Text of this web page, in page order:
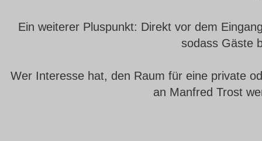
Ein weiterer Pluspunkt: Direkt vor dem
sodass Gäste
Wer Interesse hat, den Raum für eine private
an Manfred Trost